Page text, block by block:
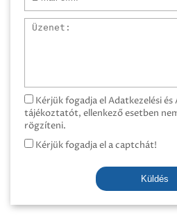
Üzenet
Kérjük fogadja el Adatkezelési
tájékoztatót, ellenkező esetben
rögzíteni.
Kérjük fogadja el a captchát!
Küldés